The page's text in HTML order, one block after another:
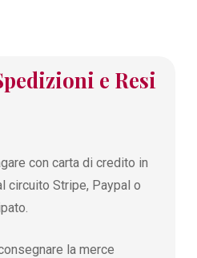
e Resi
con carta di credito in
circuito Stripe, Paypal o
la merce